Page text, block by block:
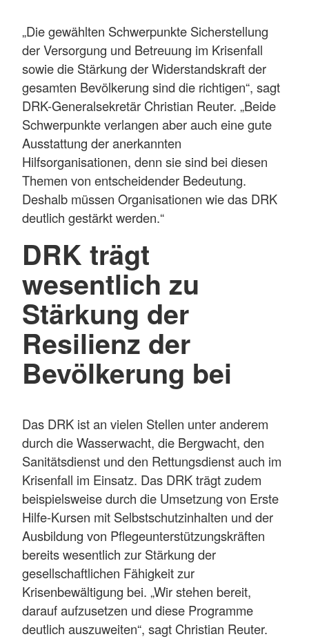
„Die gewählten Schwerpunkte Sicherstellung
der Versorgung und Betreuung im Krisenfall
sowie die Stärkung der Widerstandskraft der
gesamten Bevölkerung sind die richtigen“, sagt
DRK-Generalsekretär Christian Reuter. „Beide
Schwerpunkte verlangen aber auch eine gute
Ausstattung der anerkannten
Hilfsorganisationen, denn sie sind bei diesen
Themen von entscheidender Bedeutung.
Deshalb müssen Organisationen wie das DRK
deutlich gestärkt werden.“
DRK trägt
wesentlich zu
Stärkung der
Resilienz der
Bevölkerung bei
Das DRK ist an vielen Stellen unter anderem
durch die Wasserwacht, die Bergwacht, den
Sanitätsdienst und den Rettungsdienst auch im
Krisenfall im Einsatz. Das DRK trägt zudem
beispielsweise durch die Umsetzung von Erste
Hilfe-Kursen mit Selbstschutzinhalten und der
Ausbildung von Pflegeunterstützungskräften
bereits wesentlich zur Stärkung der
gesellschaftlichen Fähigkeit zur
Krisenbewältigung bei. „Wir stehen bereit,
darauf aufzusetzen und diese Programme
deutlich auszuweiten“, sagt Christian Reuter.